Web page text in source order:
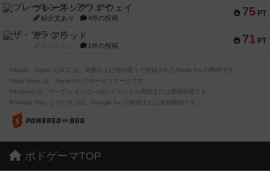
75 PT
ブレーキング・アウェイ
紹介文あり 4件の投稿
71 PT
ザ・フラッド
1件の投稿
※Apple、Apple のロゴ は、米国および他の国々で登録されたApple Inc.の商標です。
※App Store は、Apple Inc.のサービスマークです。
※Android は、グーグル インコーポレイテッドの商標または登録商標です。
※Google Play とそのロゴは、Google Inc.の商標または登録商標です。
ボドゲーマTOP